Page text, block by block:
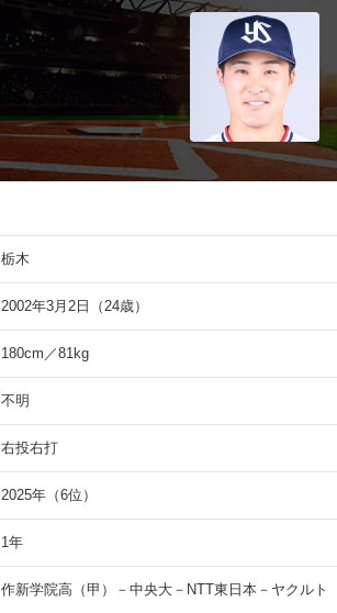
栃木
2002年3月2日（24歳）
180cm／81kg
不明
右投右打
2025年（6位）
1年
作新学院高（甲）－中央大－NTT東日本－ヤクルト